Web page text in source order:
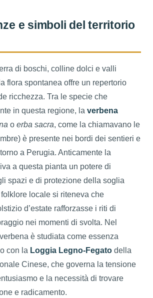
e simboli del territorio
di boschi, colline dolci e valli
flora spontanea offre un repertorio
ricchezza. Tra le specie che
in questa regione, la verbena
o erba sacra, come la chiamavano le
è presente nei bordi dei sentieri e
a Perugia. Anticamente la
a questa pianta un potere di
spazi e di protezione della soglia
locale si riteneva che
d’estate rafforzasse i riti di
nei momenti di svolta. Nel
è studiata come essenza
con la Loggia Legno-Fegato della
Cinese, che governa la tensione
e la necessità di trovare
e radicamento.